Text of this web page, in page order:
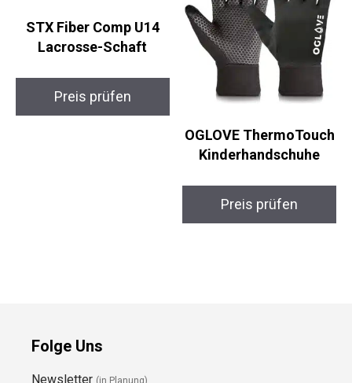
STX Fiber Comp U14
Preis prüfen
OGLOVE
Kinderhandschuhe